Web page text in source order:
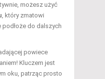
możesz użyć
, który zmatowi
do dalszych
powiece
Kluczem jest
oku, patrząc prosto